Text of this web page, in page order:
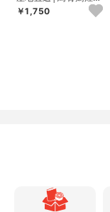
すてら（プレーン）
￥1,750